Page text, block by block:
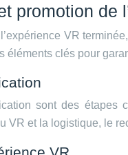
promotion de
VR
éléments clés pour
sont des étapes
VR et la logistique, le